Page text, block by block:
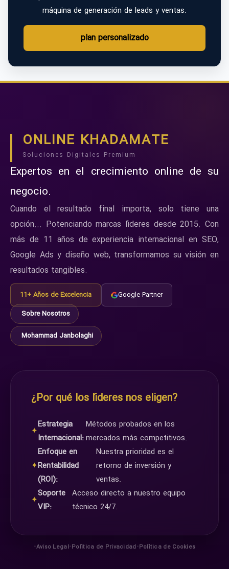
máquina de generación de leads y ventas.
plan personalizado
ONLINE KHADAMATE
Soluciones Digitales Premium
Expertos en el crecimiento online de su
negocio.
Cuando el resultado final importa, solo tiene una
opción... Potenciando marcas líderes desde 2015. Con
más de 11 años de experiencia internacional en SEO,
Google Ads y diseño web, transformamos su visión en
resultados tangibles.
11+ Años de Excelencia
Google Partner
Sobre Nosotros
Mohammad Janbolaghi
¿Por qué los líderes nos eligen?
✦
Estrategia
Internacional:
Métodos probados en los
mercados más competitivos.
✦
Enfoque en
Rentabilidad
(ROI):
Nuestra prioridad es el
retorno de inversión y
ventas.
✦
Soporte
VIP:
Acceso directo a nuestro equipo
técnico 24/7.
•Aviso Legal•Política de Privacidad•Política de Cookies